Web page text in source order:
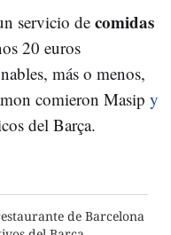
servicio de comidas
20 euros
más o menos,
comieron Masip y
del Barça.
de Barcelona